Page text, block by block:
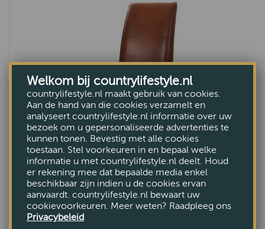
Eetstoel Raalte
€539,-
Welkom bij countrylifestyle.nl
countrylifestyle.nl maakt gebruik van cookies.
Aan de hand van die cookies verzamelt en
analyseert countrylifestyle.nl informatie over uw
bezoek om u gepersonaliseerde advertenties te
kunnen tonen. Bevestig met alle cookies
toestaan. Stel voorkeuren in en bepaal welke
informatie u met countrylifestyle.nl deelt. Houd
er rekening mee dat bepaalde media enkel
beschikbaar zijn indien u de cookies ervan
aanvaardt. countrylifestyle.nl bewaart uw
cookievoorkeuren. Meer weten? Raadpleeg ons
Privacybeleid